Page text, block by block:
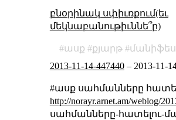
բնօրինակ սփիւռքում(եւ
մեկնաբանութիւննե՞ր)
ասք քյարթ
2013-11-14-447440– 2013-11-
#ասք սահմանները
http://norayr.arnet.am/weblog/
սահմանները-հատելու-